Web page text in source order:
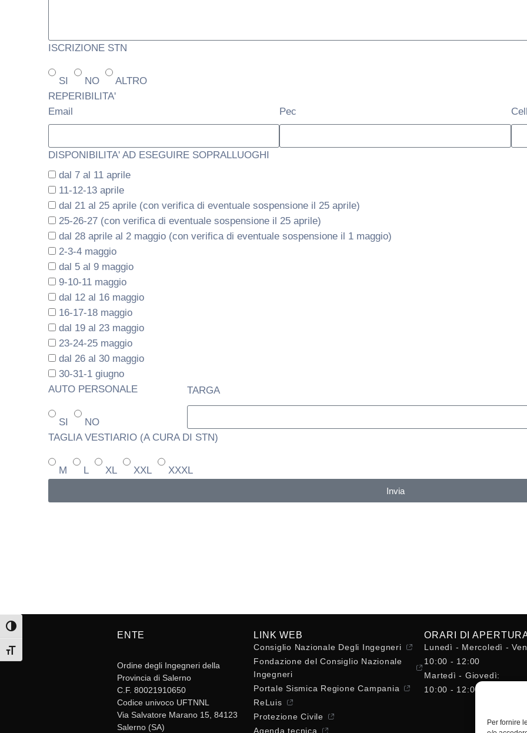
Per fornire
ISCRIZIONE STN
SI NO
ALTRO
REPERIBILITA'
Email
Pec
DISPONIBILITA' AD ESEGUIRE SOPRALLUOGHI
dal 7 al 11 aprile
11-12-13 aprile
dal 21 al 25 aprile (con verifica di eventuale sospensione il 25 aprile)
25-26-27 (con verifica di eventuale sospensione il 25 aprile)
dal 28 aprile al 2 maggio (con verifica di eventuale sospensione il 1 maggio)
2-3-4 maggio
dal 5 al 9 maggio
9-10-11 maggio
dal 12 al 16 maggio
16-17-18 maggio
dal 19 al 23 maggio
23-24-25 maggio
dal 26 al 30 maggio
30-31-1 giugno
AUTO PERSONALE
SI NO
TARGA
TAGLIA VESTIARIO (A CURA DI STN)
M L XL XXL XXXL
Invia
Attiva/disattiva alto contrasto
Attiva/disattiva dimensione testo
ENTE
Ordine degli Ingegneri della
Provincia di Salerno
C.F. 80021910650
Codice univoco UFTNNL
Via Salvatore Marano 15, 84123
Salerno (SA)
LINK WEB
Consiglio Nazionale Degli Ingegneri
Fondazione del Consiglio Nazionale
Ingegneri
Portale Sismica Regione Campania
ReLuis
Protezione Civile
Agenda tecnica
ORARI DI
Lunedì - Mercoledì -
10:00 - 12:00
Martedì - Giovedì:
10:00 - 12:00 / 14:30 -